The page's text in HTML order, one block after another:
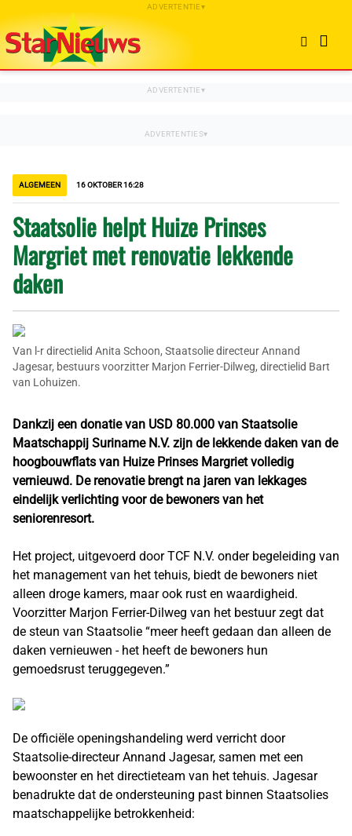
ALGEMEEN 16 OKTOBER 16:28
Staatsolie helpt Huize Prinses
Margriet met renovatie lekkende
daken
Van l-r directielid Anita Schoon, Staatsolie directeur Annand
Jagesar, bestuurs voorzitter Marjon Ferrier-Dilweg, directielid Bart
van Lohuizen.
Dankzij een donatie van USD 80.000 van Staatsolie
Maatschappij Suriname N.V. zijn de lekkende daken van de
hoogbouwflats van Huize Prinses Margriet volledig
vernieuwd. De renovatie brengt na jaren van lekkages
eindelijk verlichting voor de bewoners van het
seniorenresort.
Het project, uitgevoerd door TCF N.V. onder begeleiding van
het management van het tehuis, biedt de bewoners niet
alleen droge kamers, maar ook rust en waardigheid.
Voorzitter Marjon Ferrier-Dilweg van het bestuur zegt dat
de steun van Staatsolie “meer heeft gedaan dan alleen de
daken vernieuwen - het heeft de bewoners hun
gemoedsrust teruggegeven.”
De officiële openingshandeling werd verricht door
Staatsolie-directeur Annand Jagesar, samen met een
bewoonster en het directieteam van het tehuis. Jagesar
benadrukte dat de ondersteuning past binnen Staatsolies
maatschappelijke betrokkenheid: